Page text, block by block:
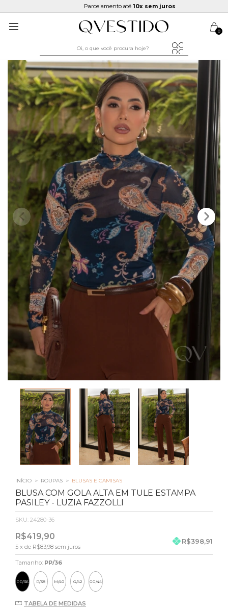
Parcelamento até 10x sem juros
0
INÍCIO > ROUPAS > BLUSAS E CAMISAS
BLUSA COM GOLA ALTA EM TULE ESTAMPA
PASILEY - LUZIA FAZZOLLI
SKU: 24280-36
R$419,90
5 x de R$83,98 sem juros
R$398,91
Tamanho: PP/36
PP/36 P/38 M/40 G/42 GG/44
TABELA DE MEDIDAS